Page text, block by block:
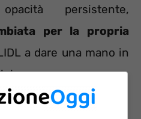
persistente,
per la propria
a dare una mano in